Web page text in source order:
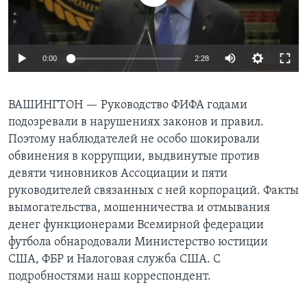
Learning English
СОЦИАЛЬНЫЕ СЕТИ
Языки
0:00 2:28
ВАШИНГТОН — Руководство ФИФА годами
подозревали в нарушениях законов и правил.
Поэтому наблюдателей не особо шокировали
обвинения в коррупции, выдвинутые против
девяти чиновников Ассоциации и пяти
руководителей связанных с ней корпораций. Факты
вымогательства, мошенничества и отмывания
денег функционерами Всемирной федерации
футбола обнародовали Министерство юстиции
США, ФБР и Налоговая служба США. С
подробностями наш корреспондент.